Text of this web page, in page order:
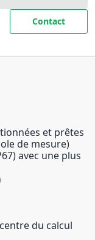
Contact
et prêtes
de mesure)
avec une plus
du calcul